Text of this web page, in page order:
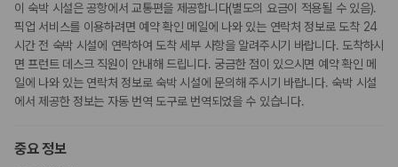
이 숙박 시설은 공항에서 교통편을 제공합니다(별도의 요금이 적용될 수 있음).
픽업 서비스를 이용하려면 예약 확인 메일에 나와 있는 연락처 정보로 도착 24
시간 전 숙박 시설에 연락하여 도착 세부 사항을 알려주시기 바랍니다. 도착하시
면 프런트 데스크 직원이 안내해 드립니다. 궁금한 점이 있으시면 예약 확인 메
일에 나와 있는 연락처 정보로 숙박 시설에 문의해 주시기 바랍니다. 숙박 시설
에서 제공한 정보는 자동 번역 도구로 번역되었을 수 있습니다.
중요 정보